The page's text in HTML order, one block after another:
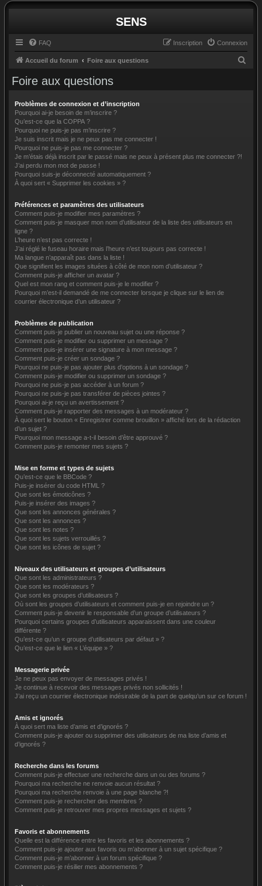
SENS
FAQ Connexion
Inscription
Accueil du forum Foire aux questions
Foire aux questions
Problèmes de connexion et d’inscription
Pourquoi ai-je besoin de m’inscrire ?
Qu’est-ce que la COPPA ?
Pourquoi ne puis-je pas m’inscrire ?
Je suis inscrit mais je ne peux pas me connecter !
Pourquoi ne puis-je pas me connecter ?
Je m’étais déjà inscrit par le passé mais ne peux à présent plus me connecter ?!
J’ai perdu mon mot de passe !
Pourquoi suis-je déconnecté automatiquement ?
À quoi sert « Supprimer les cookies » ?
Préférences et paramètres des utilisateurs
Comment puis-je modifier mes paramètres ?
Comment puis-je masquer mon nom d’utilisateur de la liste des utilisateurs en
ligne ?
L’heure n’est pas correcte !
J’ai réglé le fuseau horaire mais l’heure n’est toujours pas correcte !
Ma langue n’apparaît pas dans la liste !
Que signifient les images situées à côté de mon nom d’utilisateur ?
Comment puis-je afficher un avatar ?
Quel est mon rang et comment puis-je le modifier ?
Pourquoi m’est-il demandé de me connecter lorsque je clique sur le lien de
courrier électronique d’un utilisateur ?
Problèmes de publication
Comment puis-je publier un nouveau sujet ou une réponse ?
Comment puis-je modifier ou supprimer un message ?
Comment puis-je insérer une signature à mon message ?
Comment puis-je créer un sondage ?
Pourquoi ne puis-je pas ajouter plus d’options à un sondage ?
Comment puis-je modifier ou supprimer un sondage ?
Pourquoi ne puis-je pas accéder à un forum ?
Pourquoi ne puis-je pas transférer de pièces jointes ?
Pourquoi ai-je reçu un avertissement ?
Comment puis-je rapporter des messages à un modérateur ?
À quoi sert le bouton « Enregistrer comme brouillon » affiché lors de la rédaction
d’un sujet ?
Pourquoi mon message a-t-il besoin d’être approuvé ?
Comment puis-je remonter mes sujets ?
Mise en forme et types de sujets
Qu’est-ce que le BBCode ?
Puis-je insérer du code HTML ?
Que sont les émoticônes ?
Puis-je insérer des images ?
Que sont les annonces générales ?
Que sont les annonces ?
Que sont les notes ?
Que sont les sujets verrouillés ?
Que sont les icônes de sujet ?
Niveaux des utilisateurs et groupes d’utilisateurs
Que sont les administrateurs ?
Que sont les modérateurs ?
Que sont les groupes d’utilisateurs ?
Où sont les groupes d’utilisateurs et comment puis-je en rejoindre un ?
Comment puis-je devenir le responsable d’un groupe d’utilisateurs ?
Pourquoi certains groupes d’utilisateurs apparaissent dans une couleur
différente ?
Qu’est-ce qu’un « groupe d’utilisateurs par défaut » ?
Qu’est-ce que le lien « L’équipe » ?
Messagerie privée
Je ne peux pas envoyer de messages privés !
Je continue à recevoir des messages privés non sollicités !
J’ai reçu un courrier électronique indésirable de la part de quelqu’un sur ce forum !
Amis et ignorés
À quoi sert ma liste d’amis et d’ignorés ?
Comment puis-je ajouter ou supprimer des utilisateurs de ma liste d’amis et
d’ignorés ?
Recherche dans les forums
Comment puis-je effectuer une recherche dans un ou des forums ?
Pourquoi ma recherche ne renvoie aucun résultat ?
Pourquoi ma recherche renvoie à une page blanche ?!
Comment puis-je rechercher des membres ?
Comment puis-je retrouver mes propres messages et sujets ?
Favoris et abonnements
Quelle est la différence entre les favoris et les abonnements ?
Comment puis-je ajouter aux favoris ou m’abonner à un sujet spécifique ?
Comment puis-je m’abonner à un forum spécifique ?
Comment puis-je résilier mes abonnements ?